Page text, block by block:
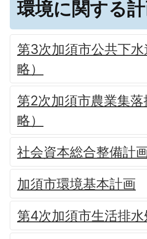
環境に関する
第3次加須市公共下
略）
第2次加須市農業集
略）
社会資本総合整備計
加須市環境基本計画
第4次加須市生活排